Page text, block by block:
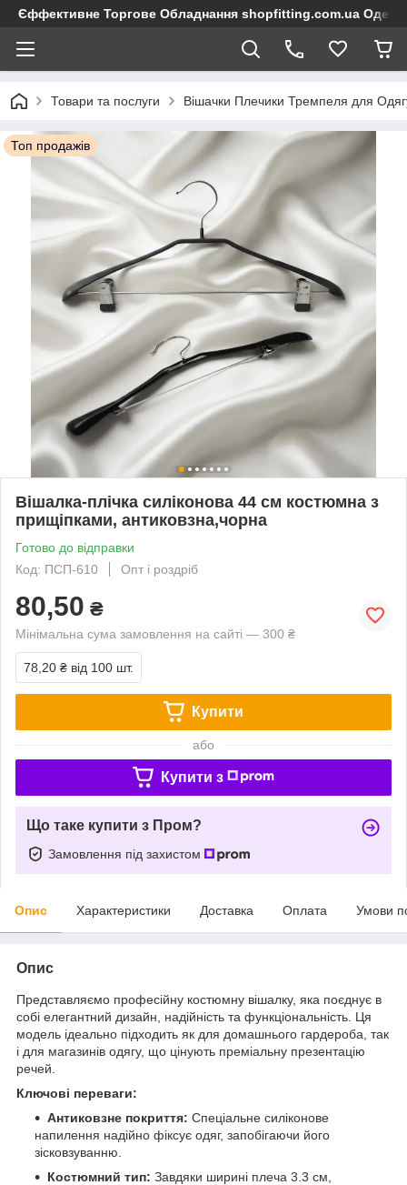
Єффективне Торгове Обладнання shopfitting.com.ua Одеса
Товари та послуги Вішачки Плечики Тремпеля для
Топ продажів
Вішалка-плічка силіконова 44 см костюмна з
прищіпками, антиковзна,чорна
Готово до відправки
Код: ПСП-610
Опт і роздріб
80,50 ₴
Мінімальна сума замовлення на сайті — 300 ₴
78,20 ₴ від 100 шт.
Купити
або
Купити з
Що таке купити з Пром?
Замовлення під захистом
Опис Характеристики Доставка Оплата Умови
Опис
Представляємо професійну костюмну вішалку, яка поєднує в
собі елегантний дизайн, надійність та функціональність. Ця
модель ідеально підходить як для домашнього гардероба, так
і для магазинів одягу, що цінують преміальну презентацію
речей.
Ключові переваги:
Антиковзне покриття: Спеціальне силіконове
напилення надійно фіксує одяг, запобігаючи його
зісковзуванню.
Костюмний тип: Завдяки ширині плеча 3.3 см,